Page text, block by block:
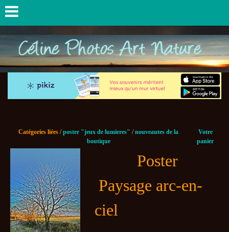
Catégories liées /poster "jeux de lumieres" /nouveautes de la
boutique
Votre
panier
Poster
Paysage arc-en-
ciel